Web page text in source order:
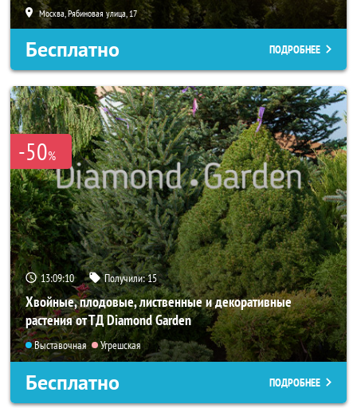
Москва, Рябиновая улица, 17
Бесплатно ПОДРОБНЕЕ
-50%
13:09:09 Получили:15
Хвойные, плодовые, лиственные и декоративные
растения от ТД Diamond Garden
Выставочная Угрешская
Бесплатно ПОДРОБНЕЕ